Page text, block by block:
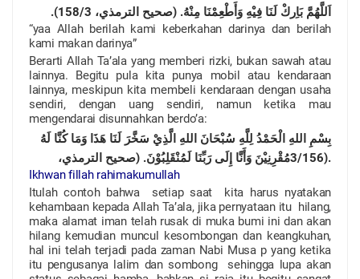
اَللَّهُمَّ بَاِركْ لَنَا فِيْهِ وَأَطْعِمْنَا مِنْهُ. (صحيح الترمذي، 3
/
158
).
“yaa Allah berilah kami keberkahan darinya dan berilah
kami makan darinya”
Berarti Allah Ta’ala yang memberi rizki, bukan sawah atau
lainnya. Begitu pula kita punya mobil atau kendaraan
lainnya, meskipun kita membeli kendaraan dengan usaha
sendiri, dengan uang sendiri, namun ketika mau
mengendarai disunnahkan berdo’a:
بِسْمِ اللهِ الْحَمْدُ لِلَّهِ سُبْحَانَ اللهِ الَّذِيْ سَخَّرَ لَنَا هَذَا وَمَا كُنَّا لَهُ
مُقْرِنِيْنَ وَأَنَّا إِلَى رَبِّنَا لَمُنْقَلِبُوْنَ. (صحيح الترمذي،3/156).
Ikhwan fillah rahimakumullah
Itulah contoh bahwa setiap saat kita harus nyatakan
kehambaan kepada Allah Ta’ala, jika pernyataan itu hilang,
maka alamat iman telah rusak di muka bumi ini dan akan
hilang kemudian muncul kesombongan dan keangkuhan,
hal ini telah terjadi pada zaman Nabi Musa p yang ketika
itu pengusanya lalim dan sombong sehingga lupa akan